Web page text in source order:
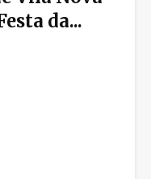
da...